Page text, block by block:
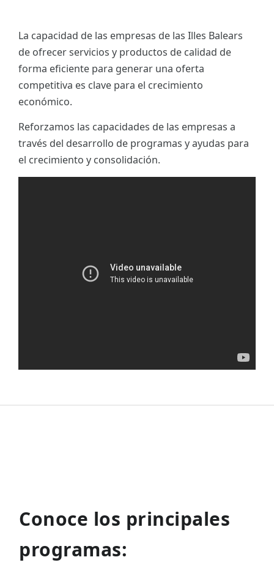
La capacidad de las empresas de las Illes Balears
de ofrecer servicios y productos de calidad de
forma eficiente para generar una oferta
competitiva es clave para el crecimiento
económico.
Reforzamos las capacidades de las empresas a
través del desarrollo de programas y ayudas para
el crecimiento y consolidación.
Conoce los principales
programas: